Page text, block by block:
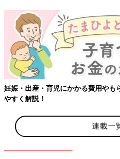
り
【ワクチン接種できるものも
連載一